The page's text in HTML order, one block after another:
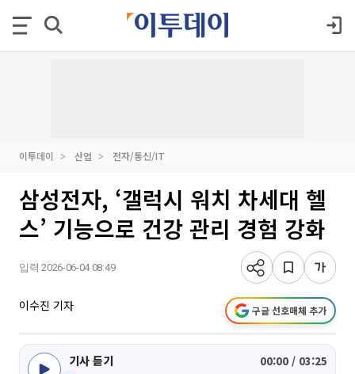
이투데이 산업 전자/통신/IT
삼성전자, ‘갤럭시 워치 차세대 헬
스’ 기능으로 건강 관리 경험 강화
입력 2026-06-04 08:49
이수진 기자 구글 선호매체 추가
기사 듣기 00:00 / 03:25